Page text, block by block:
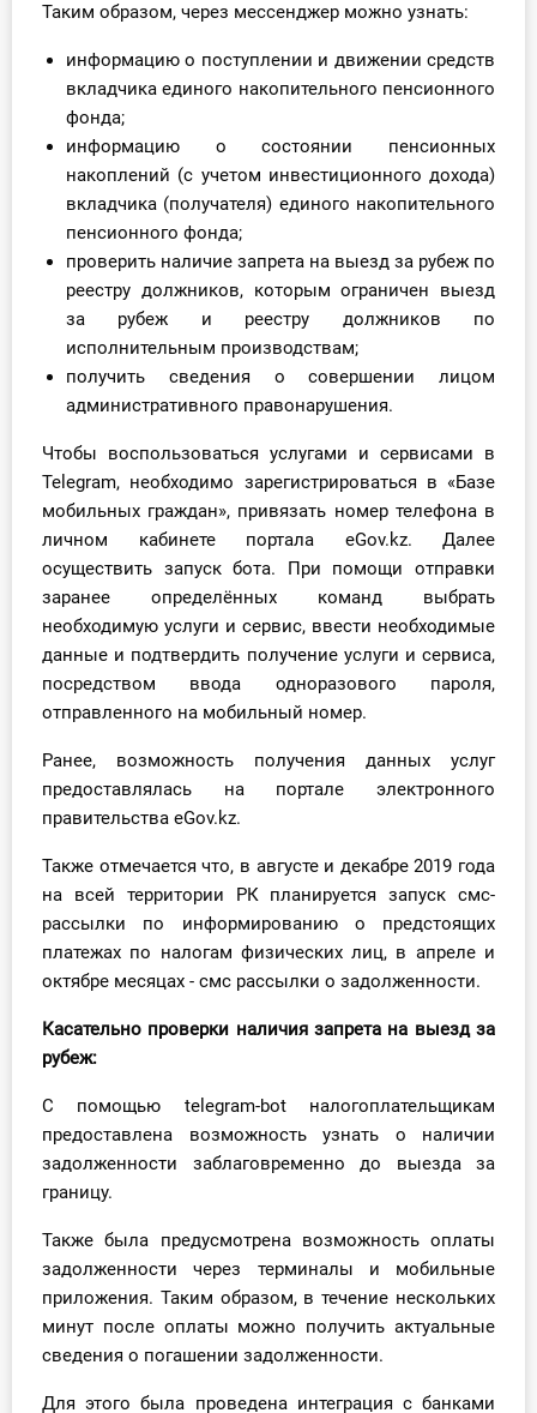
Участник ВЭД
Практика ИП
Кадры. Труд. Зарплата.
Учет по отраслям
Юридический помощник
Интернет-магазин
О Системе
Обучение
Тестирование для
бухгалтера
Таким образом, через мессенджер можно узнать:
информацию о поступлении и движении средств
вкладчика единого накопительного пенсионного
фонда;
информацию о состоянии пенсионных
накоплений (с учетом инвестиционного дохода)
вкладчика (получателя) единого накопительного
пенсионного фонда;
проверить наличие запрета на выезд за рубеж по
реестру должников, которым ограничен выезд
за рубеж и реестру должников по
исполнительным производствам;
получить сведения о совершении лицом
административного правонарушения.
Чтобы воспользоваться услугами и сервисами в
Telegram, необходимо зарегистрироваться в «Базе
мобильных граждан», привязать номер телефона в
личном кабинете портала eGov.kz. Далее
осуществить запуск бота. При помощи отправки
заранее определённых команд выбрать
необходимую услуги и сервис, ввести необходимые
данные и подтвердить получение услуги и сервиса,
посредством ввода одноразового пароля,
отправленного на мобильный номер.
Ранее, возможность получения данных услуг
предоставлялась на портале электронного
правительства eGov.kz.
Также отмечается что, в августе и декабре 2019 года
на всей территории РК планируется запуск смс-
рассылки по информированию о предстоящих
платежах по налогам физических лиц, в апреле и
октябре месяцах - смс рассылки о задолженности.
Касательно проверки наличия запрета на выезд за
рубеж:
С помощью telegram-bot налогоплательщикам
предоставлена возможность узнать о наличии
задолженности заблаговременно до выезда за
границу.
Также была предусмотрена возможность оплаты
задолженности через терминалы и мобильные
приложения. Таким образом, в течение нескольких
минут после оплаты можно получить актуальные
сведения о погашении задолженности.
Для этого была проведена интеграция с банками